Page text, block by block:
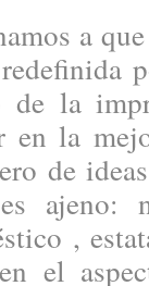
a
la
en la
de
ajeno:
,
el